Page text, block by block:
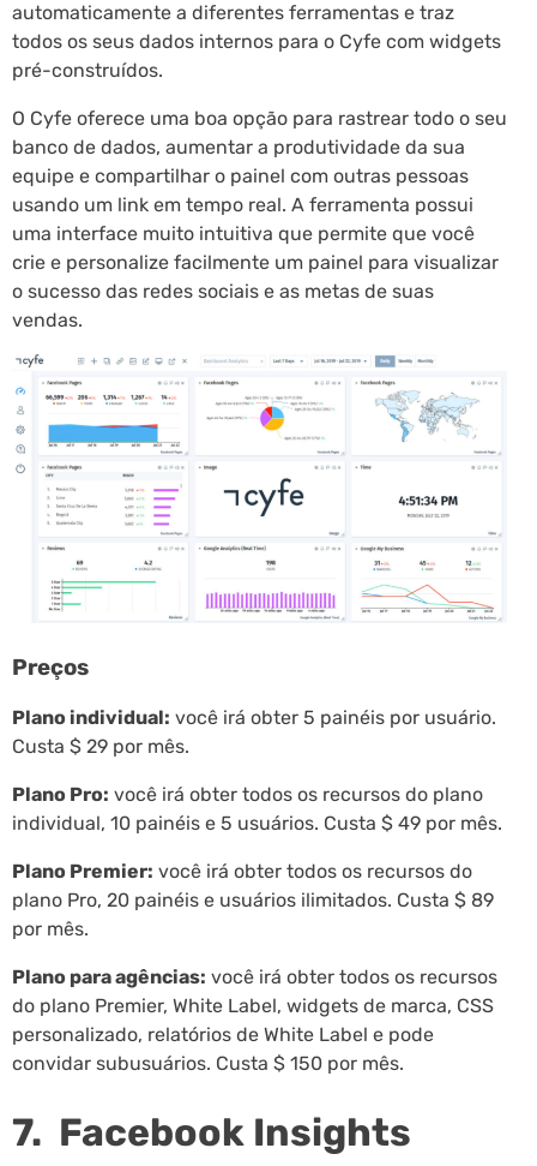
automaticamente a diferentes ferramentas e traz
todos os seus dados internos para o Cyfe com widgets
pré-construídos.
O Cyfe oferece uma boa opção para rastrear todo o seu
banco de dados, aumentar a produtividade da sua
equipe e compartilhar o painel com outras pessoas
usando um link em tempo real. A ferramenta possui
uma interface muito intuitiva que permite que você
crie e personalize facilmente um painel para visualizar
o sucesso das redes sociais e as metas de suas
vendas.
Preços
Plano individual: você irá obter 5 painéis por usuário.
Custa $ 29 por mês.
Plano Pro: você irá obter todos os recursos do plano
individual, 10 painéis e 5 usuários. Custa $ 49 por mês.
Plano Premier: você irá obter todos os recursos do
plano Pro, 20 painéis e usuários ilimitados. Custa $ 89
por mês.
Plano para agências: você irá obter todos os recursos
do plano Premier, White Label, widgets de marca, CSS
personalizado, relatórios de White Label e pode
convidar subusuários. Custa $ 150 por mês.
7. Facebook Insights